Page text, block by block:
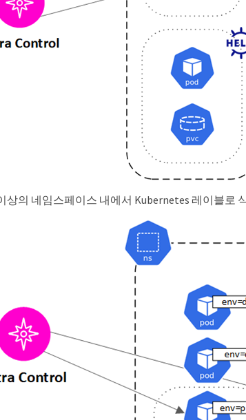
상의 네임스페이스 내에서 Kubernetes 레이블로